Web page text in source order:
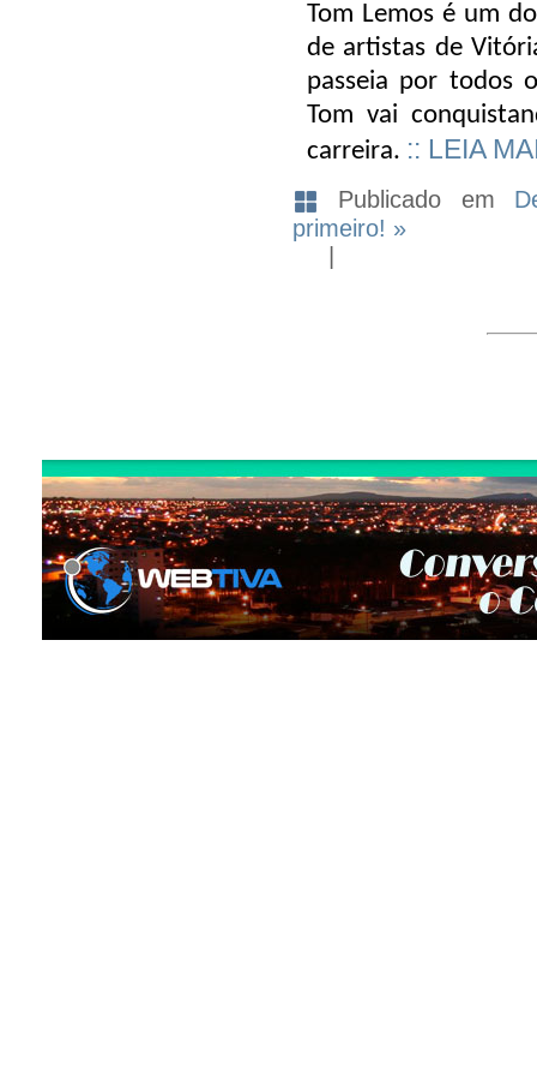
Tom Lemos é um
de artistas de
passeia por todos
Tom vai
carreira. :: LEIA
Publicado em
primeiro! »